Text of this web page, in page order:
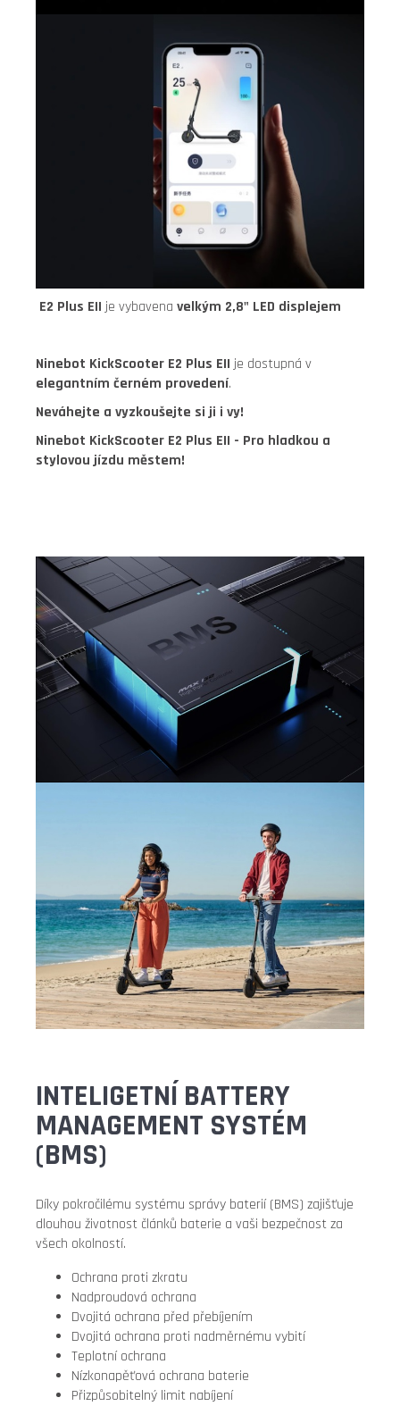
E2 Plus EII je vybavena velkým 2,8" LED displejem
Ninebot KickScooter E2 Plus EII je dostupná v
elegantním černém provedení.
Neváhejte a vyzkoušejte si ji i vy!
Ninebot KickScooter E2 Plus EII - Pro hladkou a
stylovou jízdu městem!
INTELIGETNÍ BATTERY
MANAGEMENT SYSTÉM
(BMS)
Díky pokročilému systému správy baterií (BMS) zajišťuje
dlouhou životnost článků baterie a vaši bezpečnost za
všech okolností.
Ochrana proti zkratu
Nadproudová ochrana
Dvojitá ochrana před přebíjením
Dvojitá ochrana proti nadměrnému vybití
Teplotní ochrana
Nízkonapěťová ochrana baterie
Přizpůsobitelný limit nabíjení